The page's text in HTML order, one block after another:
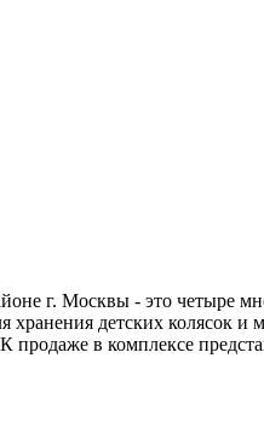
г. Москвы - это четыре
детских колясок
в комплексе